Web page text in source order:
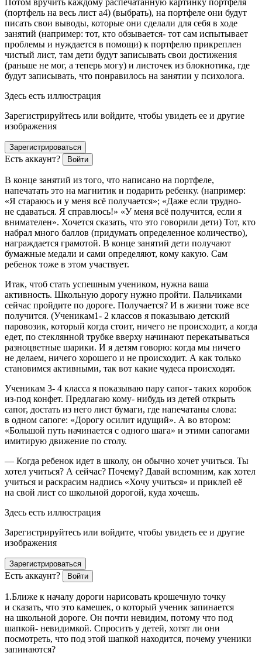
(портфель на весь лист а4) (выбрать), на портфеле они будут
писать свои выводы, которые они сделали для себя в ходе
занятий (например: тот, кто обзывается- тот сам испытывает
проблемы и нуждается в помощи) к портфелю прикреплен
чистый лист, там дети будут записывать свои достижения
(раньше не мог, а теперь могу) и листочек из блокнотика, где
будут записывать, что понравилось на занятии у психолога.
Здесь есть иллюстрация
Зарегистрируйтесь или войдите, чтобы увидеть ее и другие
изображения
Зарегистрироваться
Есть аккаунт? Войти
В конце занятий из того, что написано на портфеле,
напечатать это на магнитик и подарить ребенку. (например:
«Я стараюсь и у меня всё получается»; «Даже если трудно-
не сдаваться. Я справлюсь!» «У меня всё получится, если я
внимателен». Хочется сказать, что это говорили дети) Тот, кто
набрал много баллов (придумать определенное количество),
награждается грамотой. В конце занятий дети получают
бумажные медали и сами определяют, кому какую. Сам
ребенок тоже в этом участвует.
Итак, чтоб стать успешным учеником, нужна ваша
активность. Школьную дорогу нужно пройти. Пальчиками
сейчас пройдите по дороге. Получается? И в жизни тоже все
получится. (Ученикам1- 2 классов я показываю детский
паровозик, который когда стоит, ничего не происходит, а когда
едет, по стеклянной трубке вверху начинают перекатываться
разноцветные шарики. И я детям говорю: когда мы ничего
не делаем, ничего хорошего и не происходит. А как только
становимся активными, так вот какие чудеса происходят.
Ученикам 3- 4 класса я показываю пару сапог- таких коробок
из-под конфет. Предлагаю кому- нибудь из детей открыть
сапог, достать из него лист бумаги, где напечатаны слова:
в одном сапоге: «Дорогу осилит идущий». А во втором:
«Большой путь начинается с одного шага» и этими сапогами
имитирую движение по столу.
— Когда ребенок идет в школу, он обычно хочет учиться. Ты
хотел учиться? А сейчас? Почему? Давай вспомним, как хотел
учиться и раскрасим надпись «Хочу учиться» и приклей её
на свой лист со школьной дорогой, куда хочешь.
Здесь есть иллюстрация
Зарегистрируйтесь или войдите, чтобы увидеть ее и другие
изображения
Зарегистрироваться
Есть аккаунт? Войти
1.Ближе к началу дороги нарисовать крошечную точку
и сказать, что это камешек, о который ученик запинается
на школьной дороге. Он почти невидим, потому что под
шапкой- невидимкой. Спросить у детей, хотят ли они
посмотреть, что под этой шапкой находится, почему ученики
запинаются?